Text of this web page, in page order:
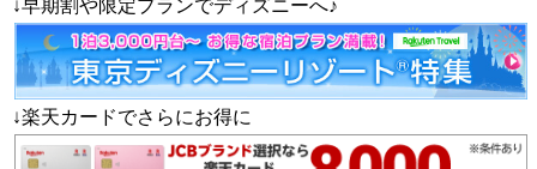
↓早期割や限定プランでディズニーへ♪
↓楽天カードでさらにお得に